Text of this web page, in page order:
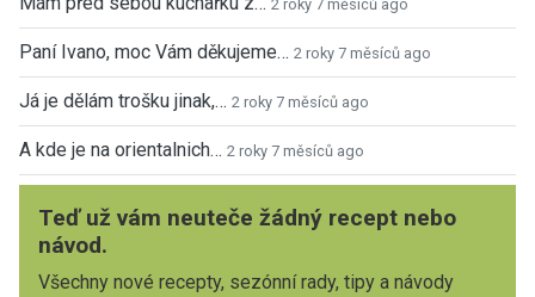
2 roky 7 měsíců ago
Paní Ivano, moc Vám děkujeme… 2 roky 7 měsíců ago
Já je dělám trošku jinak,… 2 roky 7 měsíců ago
A kde je na orientalnich… 2 roky 7 měsíců ago
Teď už vám neuteče žádný recept nebo
návod.
Všechny nové recepty, sezónní rady, tipy a návody